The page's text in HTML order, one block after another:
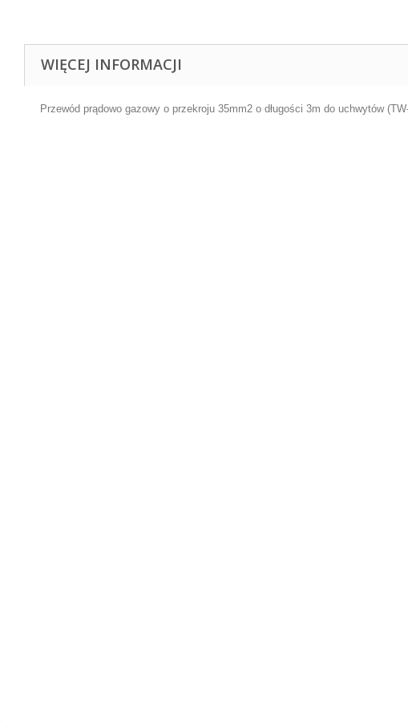
WIĘCEJ INFORMACJI
Przewód prądowo gazowy o przekroju 35mm2 o długości 3m do uchwytów